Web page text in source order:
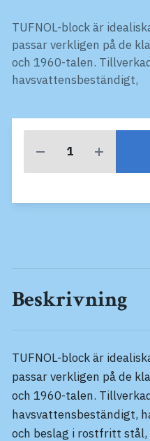
TUFNOL-block är
passar verkligen på de
och 1960-talen.
havsvattensbeständigt,
Beskrivning
TUFNOL-block är
passar verkligen på de
och 1960-talen.
havsvattensbeständigt,
och beslag i rostfritt stål,